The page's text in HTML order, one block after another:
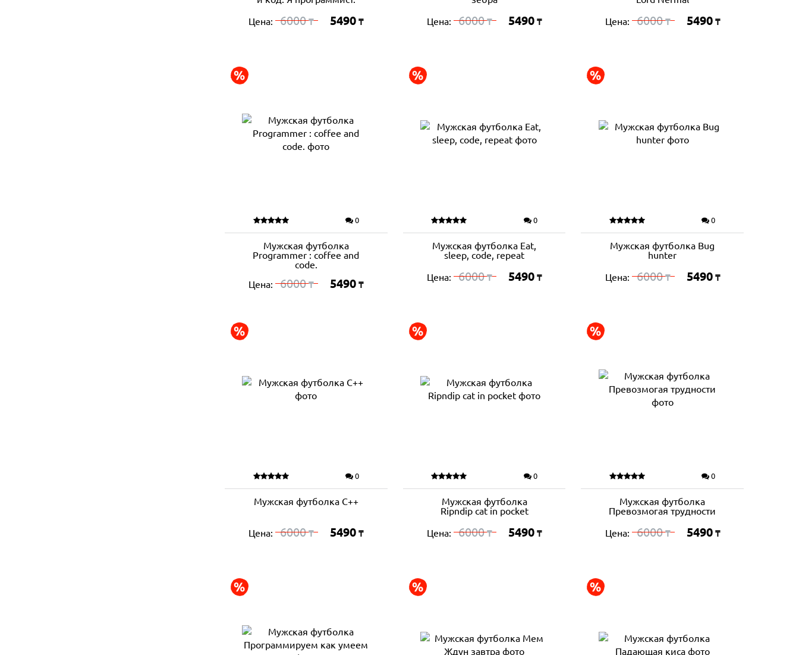
Цена: 6000₸ 5490 ₸ Цена: 6000₸ 5490 ₸ Цена: 6000₸ 5490 ₸
0
Мужская футболка
Programmer : coffee and
code.
Цена: 6000₸ 5490 ₸
0
Мужская футболка Eat,
sleep, code, repeat
Цена: 6000₸ 5490 ₸
0
Мужская футболка Bug
hunter
Цена: 6000₸ 5490 ₸
0
Мужская футболка C++
Цена: 6000₸ 5490 ₸
0
Мужская футболка
Ripndip cat in pocket
Цена: 6000₸ 5490 ₸
0
Мужская футболка
Превозмогая трудности
Цена: 6000₸ 5490 ₸